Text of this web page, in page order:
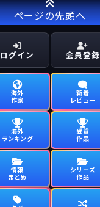
ページの先頭へ
ログイン 会員登録
海外
作家
新着
レビュー
海外
ランキング
受賞
作品
情報
まとめ
シリーズ
作品